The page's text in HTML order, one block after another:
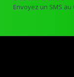
Envoyez un SMS au